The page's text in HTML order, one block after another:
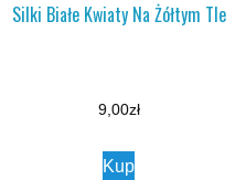
Silki Białe Kwiaty Na Żółtym Tle
9,00zł
Kup